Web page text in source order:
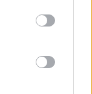
tett